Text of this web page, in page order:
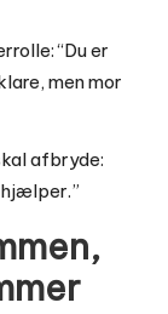
“Du er
men mor
afbryde:
hjælper.”